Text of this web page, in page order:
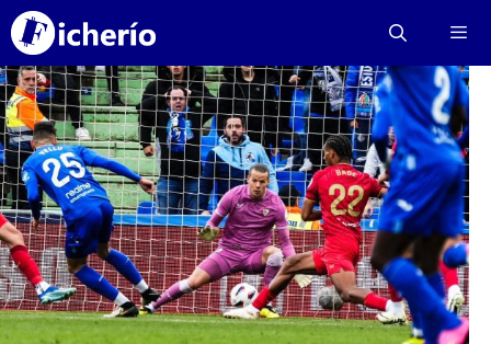
Saltar
contenido
Menú